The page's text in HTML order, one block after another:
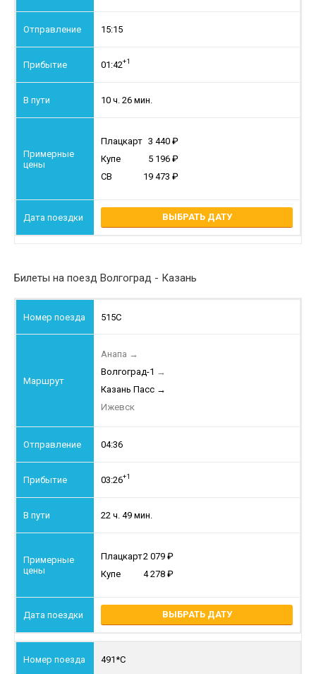
15:15
01:42+1
10 ч. 26 мин.
Плацкарт 3 440
Купе
5 196
СВ
19 473
ВЫБРАТЬ ДАТУ
Билеты на поезд Волгоград - Казань
515С
Анапа →
Волгоград-1 →
Казань Пасс →
Ижевск
04:36
03:26+1
22 ч. 49 мин.
Плацкарт2 079
Купе
4 278
ВЫБРАТЬ ДАТУ
491*С